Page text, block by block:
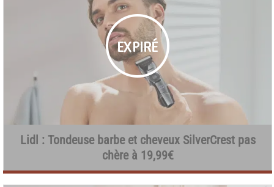
Lidl : Tondeuse barbe et cheveux SilverCrest pas
chère à 19,99€